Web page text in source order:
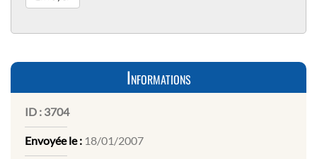
Informations
ID : 3704
Envoyée le : 18/01/2007